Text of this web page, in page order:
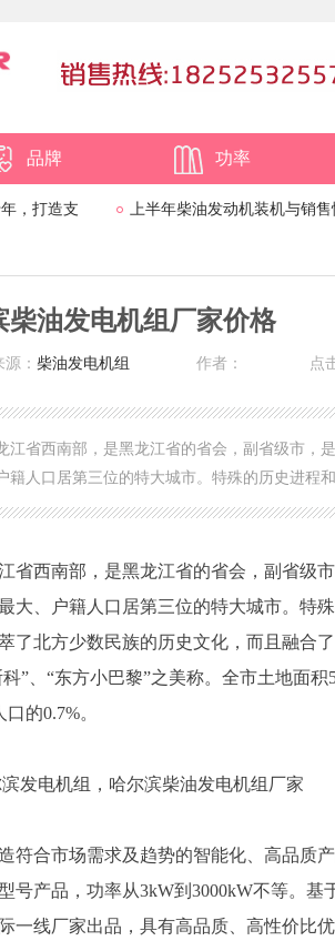
品牌 功率
，打造支 上半年柴油发动机装机与销
油发电机组厂家价格
源： 柴油发电机组 作者： 点
江省西南部，是黑龙江省的省会，副省级市，
籍人口居第三位的特大城市。特殊的历史进程
的历史文化，而且融合了中外文化，是中国著
省西南部，是黑龙江省的省会，副省级
大、户籍人口居第三位的特大城市。特
了北方少数民族的历史文化，而且融合
”、“东方小巴黎”之美称。全市土地面
的0.7%。
符合市场需求及趋势的智能化、高品质
号产品，功率从3kW到3000kW不等。
一线厂家出品，具有高品质、高性价比